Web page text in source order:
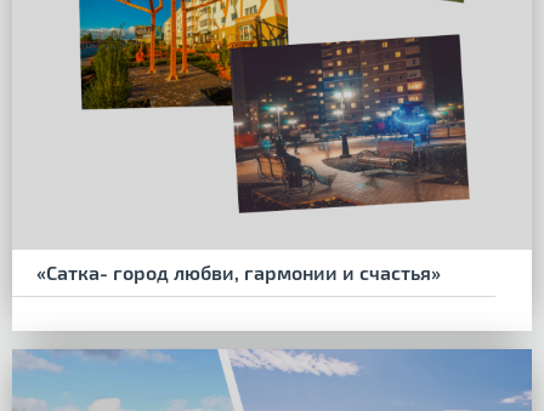
«Сатка- город любви, гармонии и счастья»